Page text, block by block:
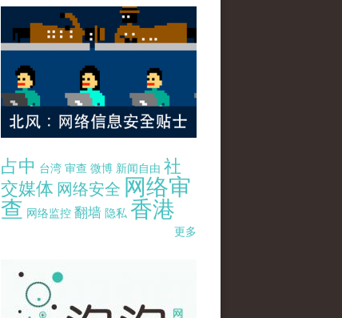
占中 台湾 审查 微博 新闻自由 社
交媒体 网络安全 网络审
查 网络监控 翻墙 隐私 香港
更多
pao-pao-banner-mirror-site-120814.jpg